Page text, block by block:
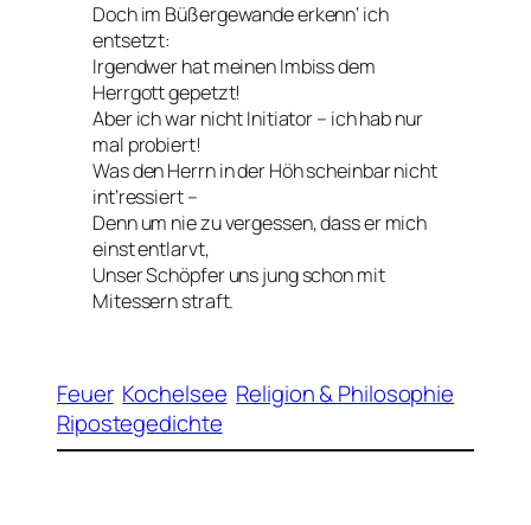
Doch im Büßergewande erkenn‘ ich
entsetzt:
Irgendwer hat meinen Imbiss dem
Herrgott gepetzt!
Aber ich war nicht Initiator – ich hab nur
mal probiert!
Was den Herrn in der Höh scheinbar nicht
int’ressiert –
Denn um nie zu vergessen, dass er mich
einst entlarvt,
Unser Schöpfer uns jung schon mit
Mitessern straft.
Feuer Kochelsee Religion & Philosophie
Ripostegedichte